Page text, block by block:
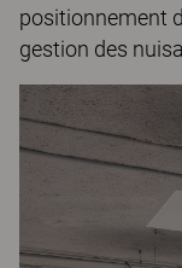
positionnement
gestion des